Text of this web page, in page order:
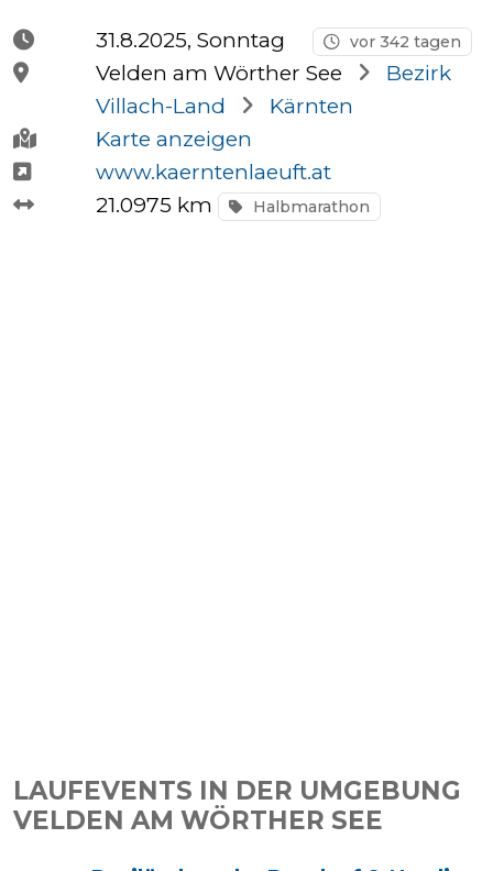
Virtuelle
Läufe
Kinder
events
31.8.2025, Sonntag vor 342 tagen
Velden am Wörther See
Bezirk
Villach-Land
Kärnten
Karte anzeigen
www.kaerntenlaeuft.at
21.0975 km
Halbmarathon
LAUFEVENTS IN DER UMGEBUNG
VELDEN AM WÖRTHER SEE